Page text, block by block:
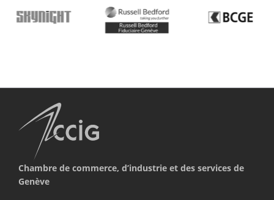
Chambre de commerce, d’industrie et des services de
Genève